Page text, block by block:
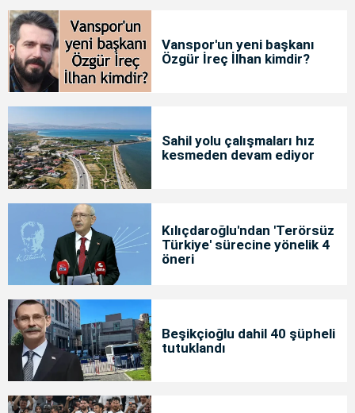
Vanspor'un yeni başkanı
Özgür İreç İlhan kimdir?
Sahil yolu çalışmaları hız
kesmeden devam ediyor
Kılıçdaroğlu'ndan 'Terörsüz
Türkiye' sürecine yönelik 4
öneri
Beşikçioğlu dahil 40 şüpheli
tutuklandı